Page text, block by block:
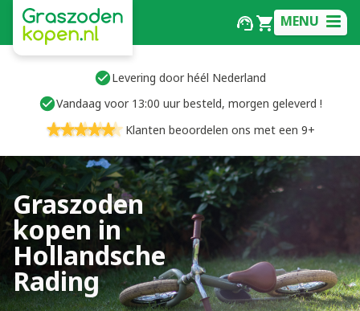
MENU
Levering door héél Nederland
Vandaag voor 13:00 uur besteld, morgen geleverd !
Klanten beoordelen ons met een 9+
Graszoden
kopen in
Hollandsche
Rading